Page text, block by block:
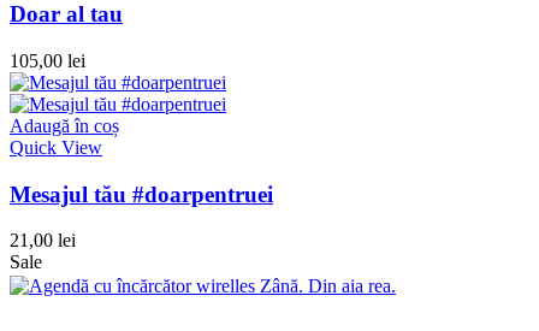
Doar al tau
105,00 lei
Adaugă în coș
Quick View
Mesajul tău #doarpentruei
21,00 lei
Sale